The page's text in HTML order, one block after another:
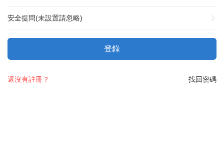
安全提問(未設置請忽略)
登錄
找回密碼
還沒有註冊？